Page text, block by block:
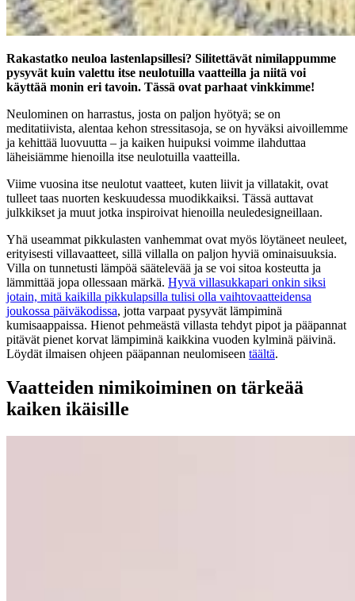
Rakastatko neuloa lastenlapsillesi? Silitettävät nimilappumme
pysyvät kuin valettu itse neulotuilla vaatteilla ja niitä voi
käyttää monin eri tavoin. Tässä ovat parhaat vinkkimme!
Neulominen on harrastus, josta on paljon hyötyä; se on
meditatiivista, alentaa kehon stressitasoja, se on hyväksi aivoillemme
ja kehittää luovuutta – ja kaiken huipuksi voimme ilahduttaa
läheisiämme hienoilla itse neulotuilla vaatteilla.
Viime vuosina itse neulotut vaatteet, kuten liivit ja villatakit, ovat
tulleet taas nuorten keskuudessa muodikkaiksi. Tässä auttavat
julkkikset ja muut jotka inspiroivat hienoilla neuledesigneillaan.
Yhä useammat pikkulasten vanhemmat ovat myös löytäneet neuleet,
erityisesti villavaatteet, sillä villalla on paljon hyviä ominaisuuksia.
Villa on tunnetusti lämpöä säätelevää ja se voi sitoa kosteutta ja
lämmittää jopa ollessaan märkä. Hyvä villasukkapari onkin siksi
jotain, mitä kaikilla pikkulapsilla tulisi olla vaihtovaatteidensa
joukossa päiväkodissa, jotta varpaat pysyvät lämpiminä
kumisaappaissa. Hienot pehmeästä villasta tehdyt pipot ja pääpannat
pitävät pienet korvat lämpiminä kaikkina vuoden kylminä päivinä.
Löydät ilmaisen ohjeen pääpannan neulomiseen täältä.
Vaatteiden nimikoiminen on tärkeää
kaiken ikäisille